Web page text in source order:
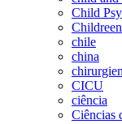
Child
Childreen
chile
china
CICU
ciência
Ciências